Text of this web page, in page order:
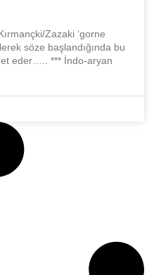
Zazaki ‘gorne
söze başlandığında bu
eder….. *** İndo-aryan